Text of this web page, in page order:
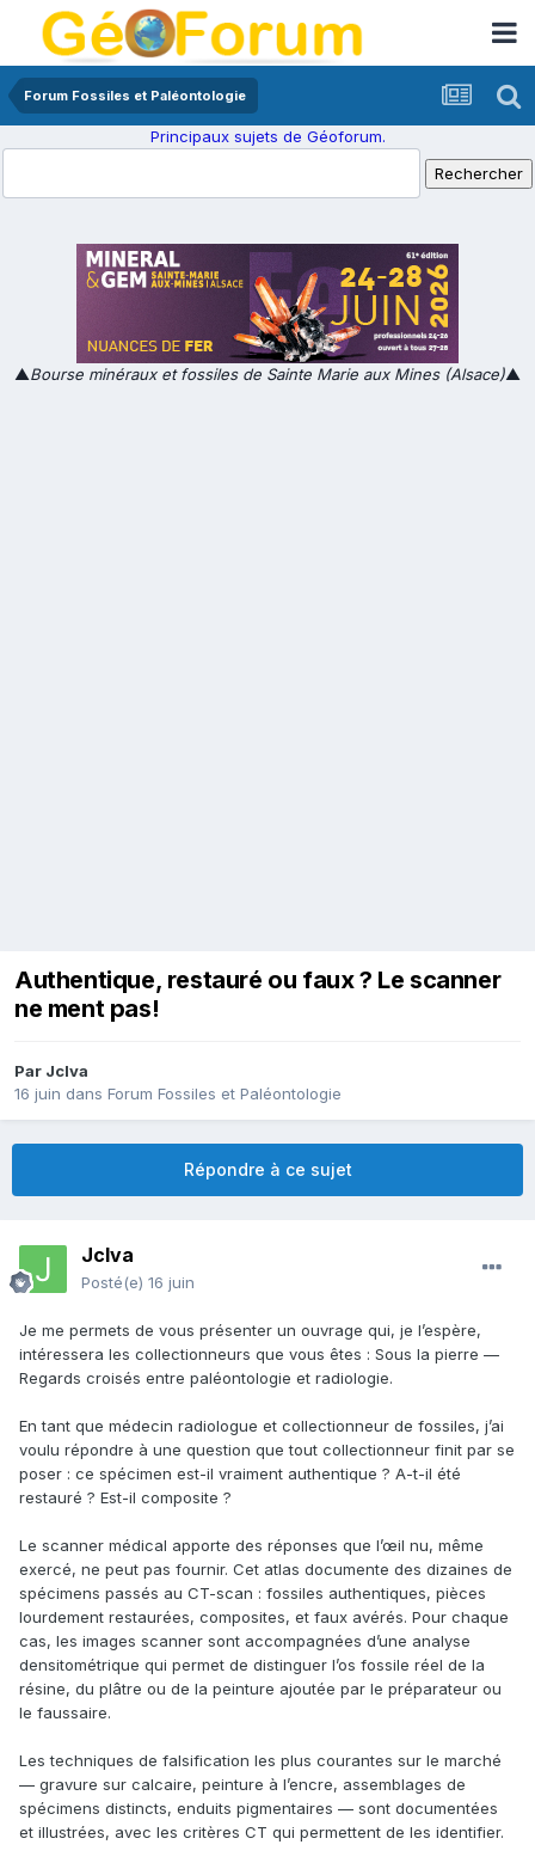
Forum Fossiles et Paléontologie
Principaux sujets de Géoforum.
▲Bourse minéraux et fossiles de Sainte Marie aux Mines (Alsace)▲
Authentique, restauré ou faux ? Le scanner
ne ment pas!
Par Jclva
16 juin dans Forum Fossiles et Paléontologie
Répondre à ce sujet
Jclva
Posté(e) 16 juin
Je me permets de vous présenter un ouvrage qui, je l’espère,
intéressera les collectionneurs que vous êtes : Sous la pierre —
Regards croisés entre paléontologie et radiologie.
En tant que médecin radiologue et collectionneur de fossiles, j’ai
voulu répondre à une question que tout collectionneur finit par se
poser : ce spécimen est-il vraiment authentique ? A-t-il été
restauré ? Est-il composite ?
Le scanner médical apporte des réponses que l’œil nu, même
exercé, ne peut pas fournir. Cet atlas documente des dizaines de
spécimens passés au CT-scan : fossiles authentiques, pièces
lourdement restaurées, composites, et faux avérés. Pour chaque
cas, les images scanner sont accompagnées d’une analyse
densitométrique qui permet de distinguer l’os fossile réel de la
résine, du plâtre ou de la peinture ajoutée par le préparateur ou
le faussaire.
Les techniques de falsification les plus courantes sur le marché
— gravure sur calcaire, peinture à l’encre, assemblages de
spécimens distincts, enduits pigmentaires — sont documentées
et illustrées, avec les critères CT qui permettent de les identifier.